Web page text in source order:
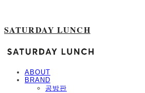
SATURDAY LUNCH
ABOUT
BRAND
공방판